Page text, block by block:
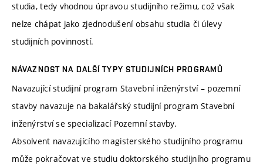
studia, tedy vhodnou úpravou studijního režimu, což však
nelze chápat jako zjednodušení obsahu studia či úlevy
studijních povinností.
NÁVAZNOST NA DALŠÍ TYPY STUDIJNÍCH PROGRAMŮ
Navazující studijní program Stavební inženýrství – pozemní
stavby navazuje na bakalářský studijní program Stavební
inženýrství se specializací Pozemní stavby.
Absolvent navazujícího magisterského studijního programu
může pokračovat ve studiu doktorského studijního programu